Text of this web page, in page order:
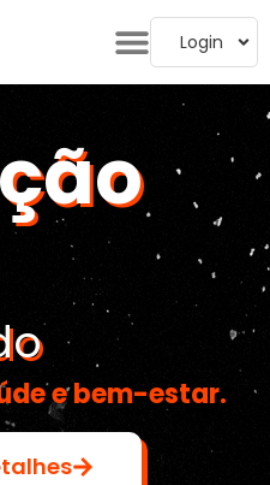
Login
e bem-estar.